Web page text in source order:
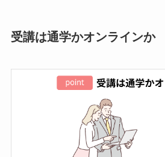
受講は通学かオンラインか